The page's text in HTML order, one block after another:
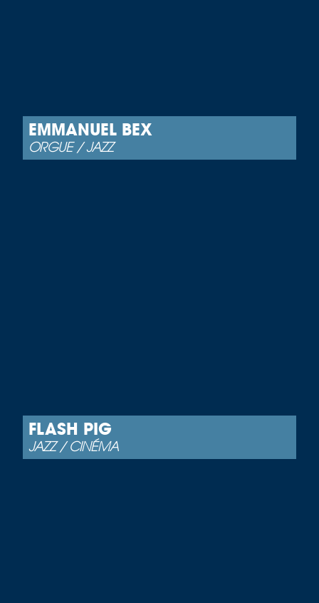
EMMANUEL BEX
ORGUE / JAZZ
FLASH PIG
JAZZ / CINÉMA